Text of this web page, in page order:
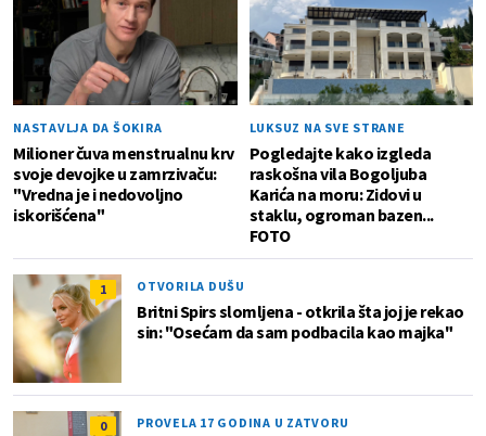
NASTAVLJA DA ŠOKIRA
Milioner čuva menstrualnu krv
svoje devojke u zamrzivaču:
"Vredna je i nedovoljno
iskorišćena"
LUKSUZ NA SVE STRANE
Pogledajte kako izgleda
raskošna vila Bogoljuba
Karića na moru: Zidovi u
staklu, ogroman bazen...
FOTO
1 OTVORILA DUŠU
Britni Spirs slomljena - otkrila šta joj je rekao
sin: "Osećam da sam podbacila kao majka"
0 PROVELA 17 GODINA U ZATVORU